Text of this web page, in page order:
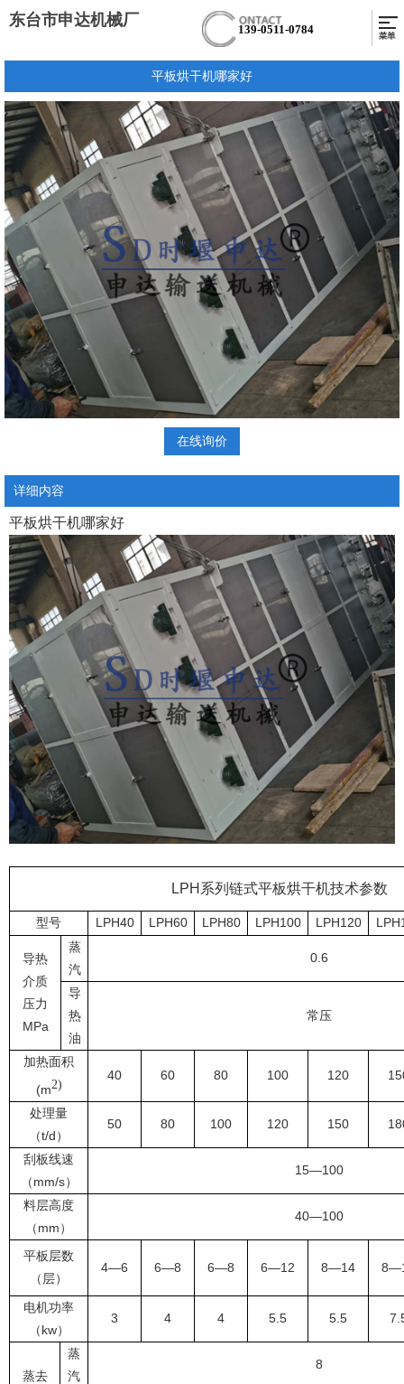
东台市申达机械厂
139-0511-0784
平板烘干机哪家好
在线询价
详细内容
平板烘干机哪家好
LPH 系列链式平板烘干机技术参数
型号 LPH40 LPH60 LPH80 LPH100 LPH120
导热
介质
压力
MPa
蒸
汽
0.6
导
热
油
常压
加热面积
(m2)
40 60 80 100 120
处理量
（t/d）
50 80 100 120 150
刮板线速
（mm/s）
15—100
料层高度
（mm）
40—100
平板层数
（层）
4—6 6—8 6—8 6—12 8—14 8
电机功率
（kw）
3 4 4 5.5 5.5
蒸去
蒸
汽
8